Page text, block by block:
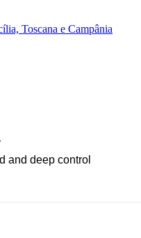
Toscana e Campânia
and deep control